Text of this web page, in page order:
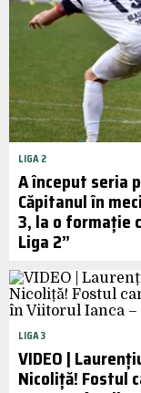
LIGA 2
A început seria
Căpitanul în
3, la o formație
Liga 2”
LIGA 3
VIDEO |
Nicoliță! Fostul